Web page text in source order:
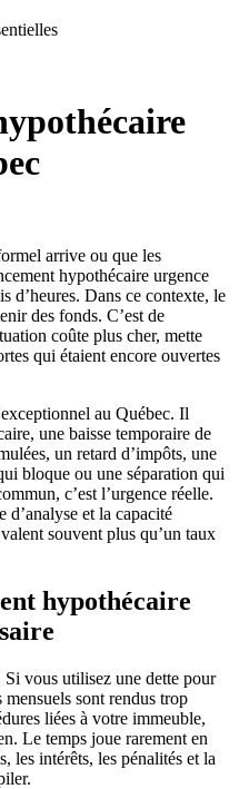
arrive ou que les
hypothécaire urgence
d’heures. Dans ce contexte, le
des fonds. C’est de
coûte plus cher, mette
qui étaient encore ouvertes
au Québec. Il
une baisse temporaire de
un retard d’impôts, une
bloque ou une séparation qui
c’est l’urgence réelle.
d’analyse et la capacité
souvent plus qu’un taux
hypothécaire
vous utilisez une dette pour
sont rendus trop
liées à votre immeuble,
Le temps joue rarement en
les intérêts, les pénalités et la